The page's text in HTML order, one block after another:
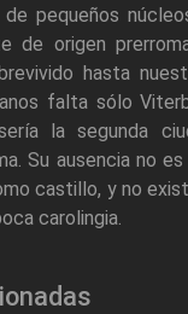
de pequeños
de origen
hasta
falta sólo
la segunda
Su ausencia no es
castillo, y no
carolingia.